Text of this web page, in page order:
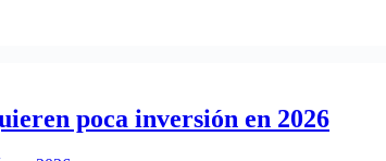
poca inversión en 2026